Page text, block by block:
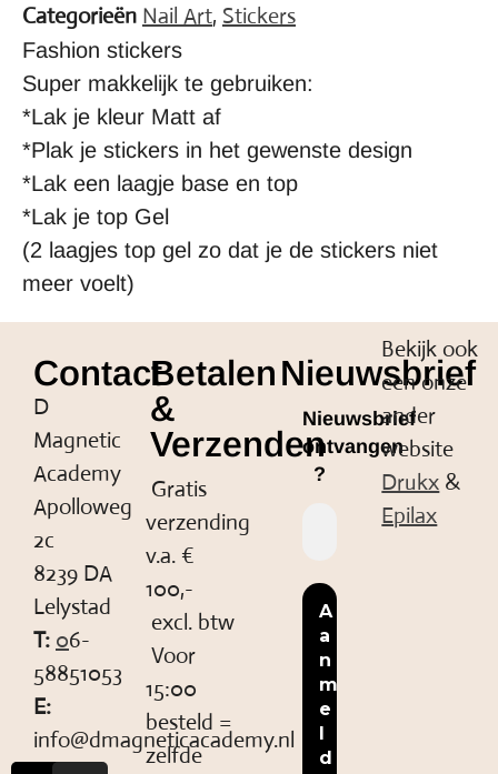
Categorieën Nail Art, Stickers
Fashion stickers
Super makkelijk te gebruiken:
*Lak je kleur Matt af
*Plak je stickers in het gewenste design
*Lak een laagje base en top
*Lak je top Gel
(2 laagjes top gel zo dat je de stickers niet
meer voelt)
Contact
D
Magnetic
Academy
Apolloweg
2c
8239 DA
Lelystad
T: 06-
58851053
E:
info@dmagneticacademy.nl
Betalen
&
Verzenden
Gratis
verzending
v.a. €
100,-
excl. btw
Voor
15:00
besteld =
zelfde
Nieuwsbrief
Nieuwsbrief
ontvangen
?
Bekijk ook
een onze
ander
website
Drukx &
Epilax